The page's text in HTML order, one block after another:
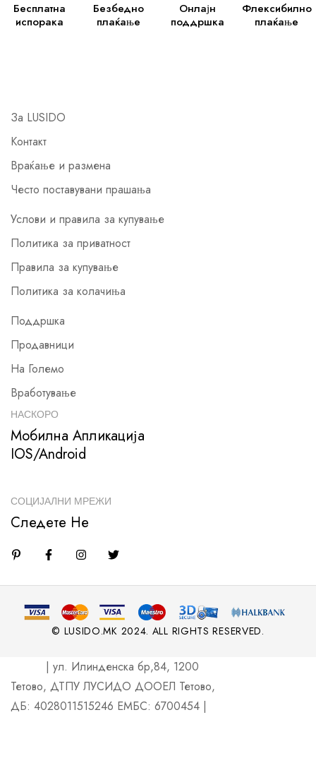
Бесплатна
испорака
Безбедно
плаќање
Онлајн
поддршка
Флексибилно
плаќање
За LUSIDO
Контакт
Враќање и размена
Често поставувани прашања
Услови и правила за купување
Политика за приватност
Правила за купување
Политика за колачиња
Поддршка
Продавници
На Големо
Вработување
НАСКОРО
Мобилна Апликација
IOS/Android
СОЦИЈАЛНИ МРЕЖИ
Следете Не
© LUSIDO.MK 2024. ALL RIGHTS RESERVED.
| ул. Илинденска бр,84, 1200
Тетово, ДТПУ ЛУСИДО ДООЕЛ Тетово,
ДБ: 4028011515246 ЕМБС: 6700454 |